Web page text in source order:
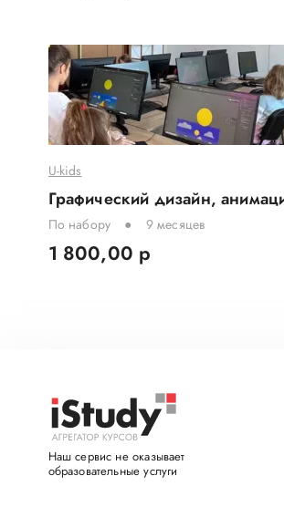
U-kids
Графический дизайн,
По набору 9 месяцев
1 800,00 р
Наш сервис не оказывает
образовательные услуги